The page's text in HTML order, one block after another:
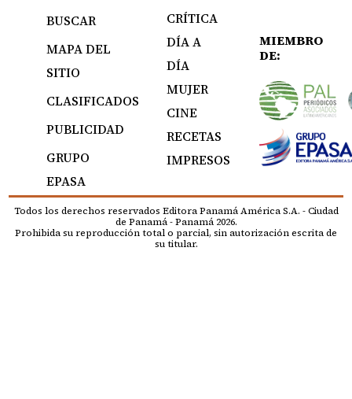
BUSCAR
MAPA DEL
SITIO
CLASIFICADOS
PUBLICIDAD
GRUPO
EPASA
CRÍTICA
DÍA A
DÍA
MUJER
CINE
RECETAS
IMPRESOS
MIEMBRO
DE:
Todos los derechos reservados Editora Panamá América S.A. - Ciudad
de Panamá - Panamá 2026.
Prohibida su reproducción total o parcial, sin autorización escrita de
su titular.